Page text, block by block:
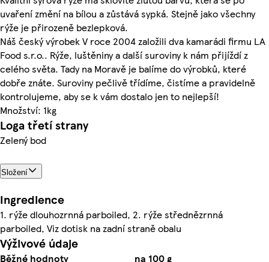
uvaření změní na bílou a zůstává sypká. Stejně jako všechny
rýže je přirozeně bezlepková.
Náš český výrobek V roce 2004 založili dva kamarádi firmu LA
Food s.r.o.. Rýže, luštěniny a další suroviny k nám přijíždí z
celého světa. Tady na Moravě je balíme do výrobků, které
dobře znáte. Suroviny pečlivě třídíme, čistíme a pravidelně
kontrolujeme, aby se k vám dostalo jen to nejlepší!
Množství: 1kg
Loga třetí strany
Zelený bod
Složení
Ingredience
1. rýže dlouhozrnná parboiled, 2. rýže střednězrnná
parboiled, Viz dotisk na zadní straně obalu
Výživové údaje
Běžné hodnoty
na 100 g